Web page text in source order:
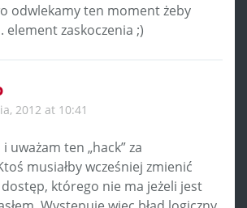
odwlekamy ten moment żeby
element zaskoczenia ;)
2012 at 10:41
uważam ten „hack” za
musiałby wcześniej zmienić
którego nie ma jeżeli jest